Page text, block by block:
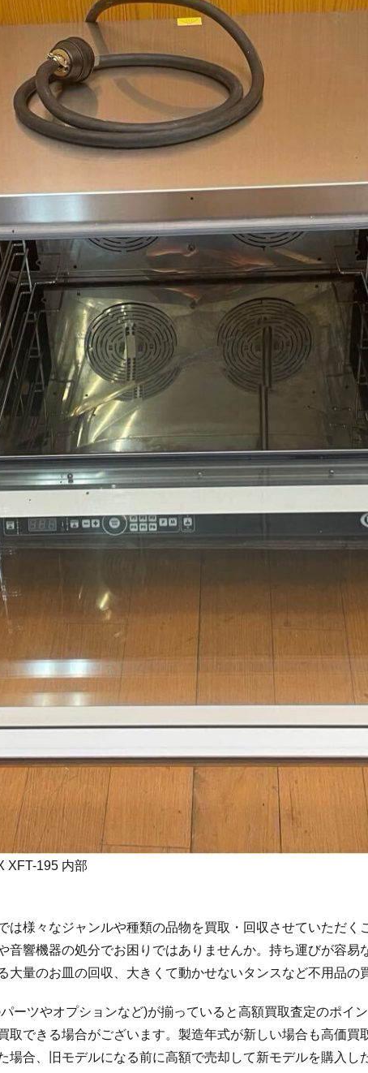
XFT-195 内部
は様々なジャンルや種類の品物を買取・回収させていただ
音響機器の処分でお困りではありませんか。持ち運びが容
大量のお皿の回収、大きくて動かせないタンスなど不用品の
ーツやオプションなど)が揃っていると高額買取査定のポイ
取できる場合がございます。製造年式が新しい場合も高価
場合、旧モデルになる前に高額で売却して新モデルを購入